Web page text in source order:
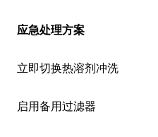
应急处理方案
立即切换热溶剂冲洗
启用备用过滤器